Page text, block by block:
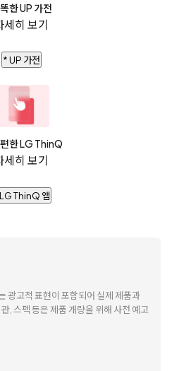
한 UP 가전
세히 보기
* UP 가전
한 LG ThinQ
세히 보기
ThinQ 앱
광고적 표현이 포함되어 실제 제품과
, 스펙 등은 제품 개량을 위해 사전 예고